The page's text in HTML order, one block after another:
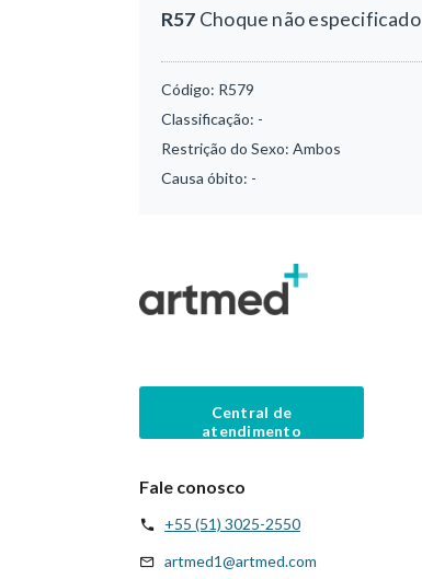
R57 Choque não especificado
Código: R579
Classificação: -
Restrição do Sexo: Ambos
Causa óbito: -
Central de
atendimento
Fale conosco
+55 (51) 3025-2550
artmed1@artmed.com